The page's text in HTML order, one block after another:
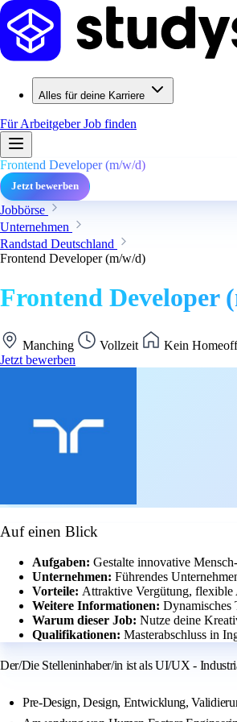
Alles für deine Karriere
Für ArbeitgeberJob finden
Frontend Developer (m/w/d)
Jetzt bewerben
Jobbörse
Unternehmen
Randstad Deutschland
Frontend Developer (m/w/d)
Frontend Developer
Manching Vollzeit
Kein
Jetzt bewerben
Auf einen Blick
Aufgaben: Gestalte innovative
Unternehmen: Führendes
Vorteile: Attraktive Vergütung, flexible
Weitere Informationen: Dynamisches
Warum dieser Job: Nutze deine
Qualifikationen: Masterabschluss in
Der/Die Stelleninhaber/in ist als UI/UX -
Pre-Design, Design, Entwicklung,